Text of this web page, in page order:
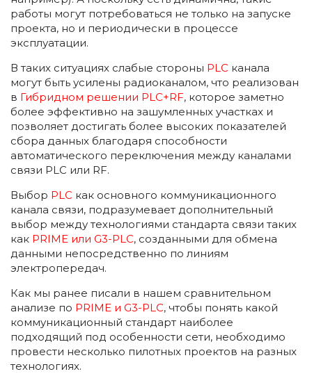
работы могут потребоваться не только на запуске
проекта, но и периодически в процессе
эксплуатации.
В таких ситуациях слабые стороны PLC канала
могут быть усилены радиоканалом, что реализован
в Гибридном решении PLC+RF, которое заметно
более эффективно на зашумленных участках и
позволяет достигать более высоких показателей
сбора данных благодаря способности
автоматического переключения между каналами
связи PLC или RF.
Выбор PLC как основного коммуникационного
канала связи, подразумевает дополнительный
выбор между технологиями стандарта связи таких
как PRIME или G3-PLC, созданными для обмена
данными непосредственно по линиям
электропередач.
Как мы ранее писали в нашем сравнительном
анализе по PRIME и G3-PLC, чтобы понять какой
коммуникационный стандарт наиболее
подходящий под особенности сети, необходимо
провести несколько пилотных проектов на разных
технологиях.